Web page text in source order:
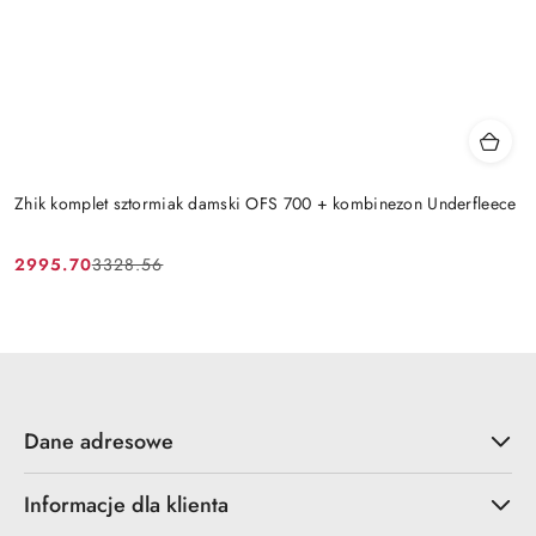
Zhik komplet sztormiak damski OFS 700 + kombinezon Underfleece
Cena
2995.70
Cena
3328.56
Dane adresowe
Informacje dla klienta